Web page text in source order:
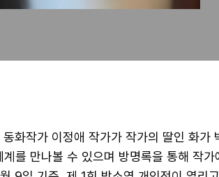
화작가 이정애 작가가 작가의 딸인 화가
를 만나볼 수 있으며 방명록을 통해 작가